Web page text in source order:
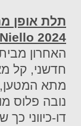
תלת אופן
Niello 2024 של חברת
האחרון
חדשני, קל
מתא המטען,
נובה פלוס
דו-כיווני